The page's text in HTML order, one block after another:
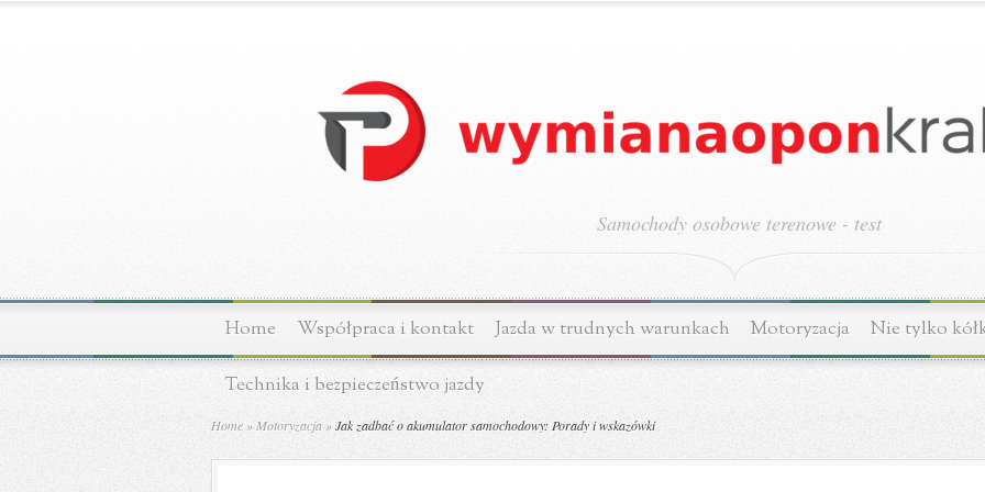
Samochody osobowe terenowe - test
Home Współpraca i kontakt Jazda w trudnych warunkach Motoryzacja Nie tylko
Technika i bezpieczeństwo jazdy
Home » Motoryzacja »Jak zadbać o akumulator samochodowy: Porady i wskazówki